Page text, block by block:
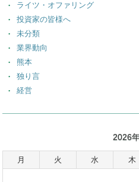
ライツ・オファリング
投資家の皆様へ
未分類
業界動向
熊本
独り言
経営
2026
月 火 水 木